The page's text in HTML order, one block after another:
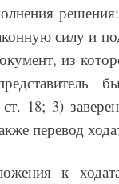
силу и
из
ст. 18; 3)
перевод
к